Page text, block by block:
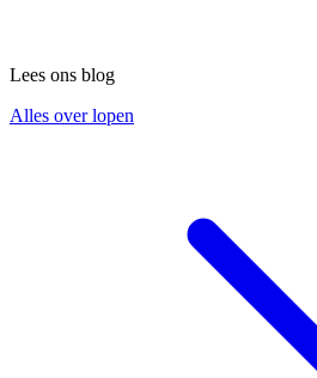
Lees ons blog
Alles over lopen